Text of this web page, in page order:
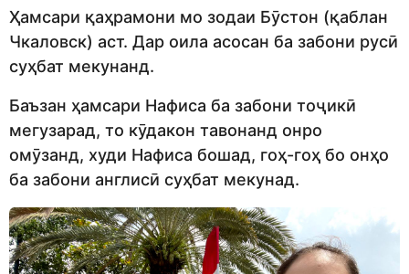
Ҳамсари қаҳрамони мо зодаи Бӯстон (қаблан
Чкаловск) аст. Дар оила асосан ба забони русӣ
суҳбат мекунанд.
Баъзан ҳамсари Нафиса ба забони тоҷикӣ
мегузарад, то кӯдакон тавонанд онро
омӯзанд, худи Нафиса бошад, гоҳ-гоҳ бо онҳо
ба забони англисӣ суҳбат мекунад.